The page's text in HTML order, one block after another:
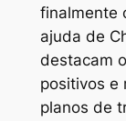
finalmente
ajuda de
destacam
positivos e
planos de